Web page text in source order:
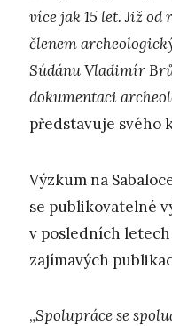
více jak 15 let. Již
členem
Súdánu Vladimír
dokumentaci
představuje svého
Výzkum na
se publikovatelné
v posledních
zajímavých
„Spolupráce se